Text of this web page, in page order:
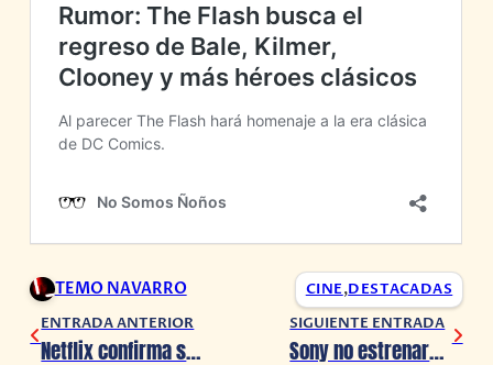
TEMO NAVARRO CINE,DESTACADAS
ENTRADA ANTERIOR
Netflix confirma segunda temporada de Oscuro Deseo
SIGUIENTE ENTRADA
Sony no estrenará ninguna de sus grandes producciones hasta que termine la pandemia